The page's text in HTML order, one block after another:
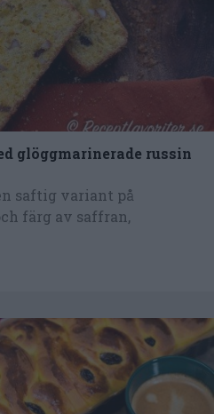
glöggmarinerade russin
saftig variant på
färg av saffran,